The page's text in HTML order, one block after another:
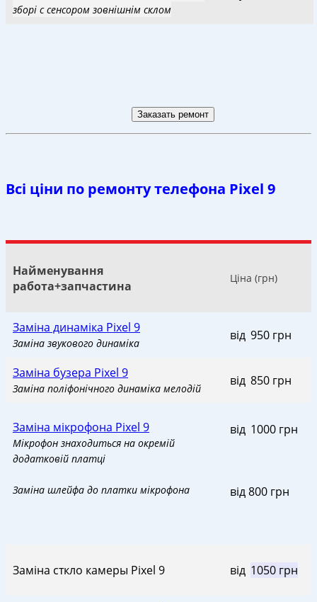
зборі с сенсором зовнішнім склом
Всі ціни по ремонту телефона Pixel 9
Найменування
работа+запчастина
Ціна (грн)
Заміна динаміка Pixel 9
Заміна звукового динаміка
від 950 грн
Заміна бузера Pixel 9
Заміна поліфонічного динаміка мелодій
від 850 грн
Заміна мікрофона Pixel 9
Мікрофон знаходиться на окремій
додатковій платці
Заміна шлейфа до платки мікрофона
від 1000 грн
від 800 грн
Заміна сткло камеры Pixel 9 від 1050 грн